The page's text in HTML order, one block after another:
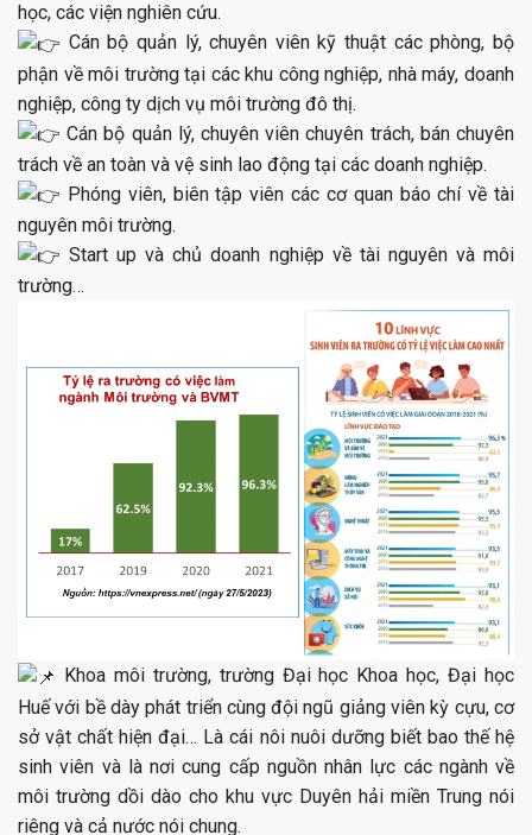
học, các viện nghiên cứu.
Cán bộ quản lý, chuyên viên kỹ thuật các phòng, bộ
phận về môi trường tại các khu công nghiệp, nhà máy, doanh
nghiệp, công ty dịch vụ môi trường đô thị.
Cán bộ quản lý, chuyên viên chuyên trách, bán chuyên
trách về an toàn và vệ sinh lao động tại các doanh nghiệp.
Phóng viên, biên tập viên các cơ quan báo chí về tài
nguyên môi trường.
Start up và chủ doanh nghiệp về tài nguyên và môi
trường…
Khoa môi trường, trường Đại học Khoa học, Đại học
Huế với bề dày phát triển cùng đội ngũ giảng viên kỳ cựu, cơ
sở vật chất hiện đại… Là cái nôi nuôi dưỡng biết bao thế hệ
sinh viên và là nơi cung cấp nguồn nhân lực các ngành về
môi trường dồi dào cho khu vực Duyên hải miền Trung nói
riêng và cả nước nói chung.